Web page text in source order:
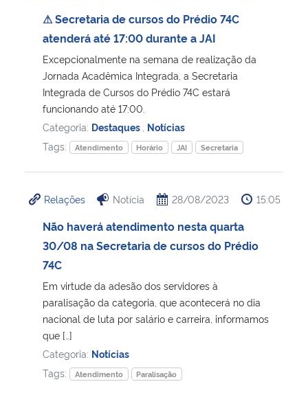
⚠ Secretaria de cursos do Prédio 74C
atenderá até 17:00 durante a JAI
Excepcionalmente na semana de realização da
Jornada Acadêmica Integrada, a Secretaria
Integrada de Cursos do Prédio 74C estará
funcionando até 17:00.
Categoria: Destaques Notícias
Tags:
Atendimento Horário JAI Secretaria
Relações Notícia 28/08/2023 15:05
Não haverá atendimento nesta quarta
30/08 na Secretaria de cursos do Prédio
74C
Em virtude da adesão dos servidores à
paralisação da categoria, que acontecerá no dia
nacional de luta por salário e carreira, informamos
que […]
Categoria: Notícias
Tags:
Atendimento Paralisação